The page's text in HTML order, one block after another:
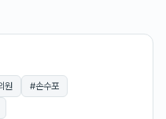
원 #손수포